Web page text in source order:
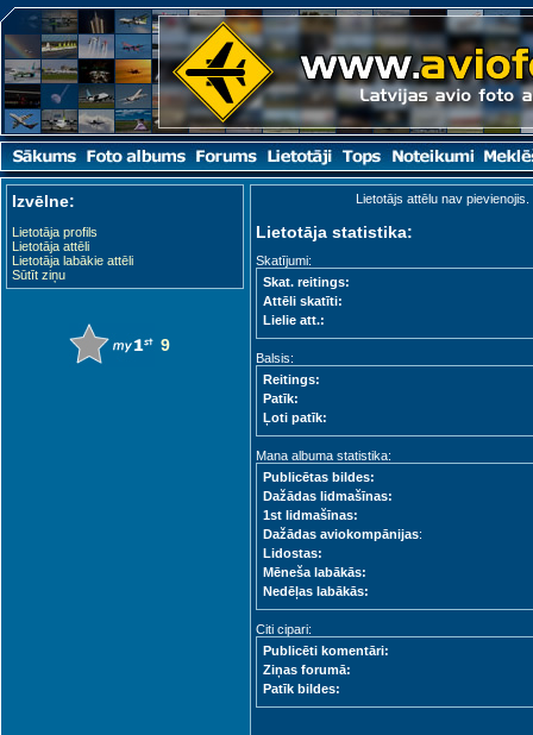
Izvēlne:
Lietotāja profils
Lietotāja attēli
Lietotāja labākie attēli
Sūtīt ziņu
9
Lietotājs attēlu nav pievienojis.
Lietotāja statistika:
Skatījumi:
Skat. reitings:
Attēli skatīti:
Lielie att.:
Balsis:
Reitings:
Patīk:
Ļoti patīk:
Mana albuma statistika:
Publicētas bildes:
Dažādas lidmašīnas:
1st lidmašīnas:
Dažādas aviokompānijas:
Lidostas:
Mēneša labākās:
Nedēļas labākās:
Citi cipari:
Publicēti komentāri:
Ziņas forumā:
Patīk bildes: